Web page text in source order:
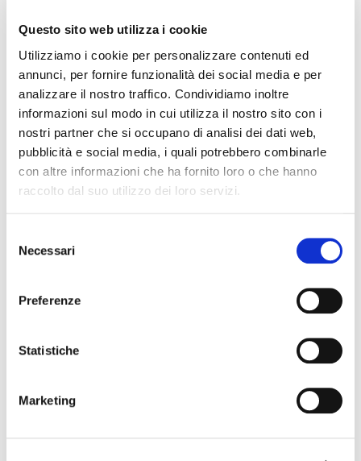
Questo sito web utilizza i cookie
Utilizziamo i cookie per personalizzare contenuti ed
annunci, per fornire funzionalità dei social media e per
analizzare il nostro traffico. Condividiamo inoltre
informazioni sul modo in cui utilizza il nostro sito con i
nostri partner che si occupano di analisi dei dati web,
pubblicità e social media, i quali potrebbero combinarle
con altre informazioni che ha fornito loro o che hanno
raccolto dal suo utilizzo dei loro servizi.
delNecessari
Preferenze
Statistiche
Marketing
una manifestazione ormai considerata tra le più
importanti d’Italia.
https://www.thewinerevolution.it/it/